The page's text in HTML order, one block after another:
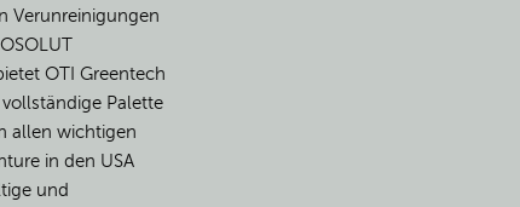
Verunreinigungen
OTI Greentech
Palette
allen wichtigen
in den USA
und